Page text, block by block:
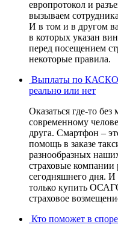
европротокол и
вызываем
И в том и в другом
в которых указан
перед посещением
некоторые правила.
Выплаты по КАСКО
реально или нет
Оказаться где-то
современному
друга. Смартфон –
помощь в заказе
разнообразных
страховые
сегодняшнего дня. И
только купить
страховое
Кто поможет в